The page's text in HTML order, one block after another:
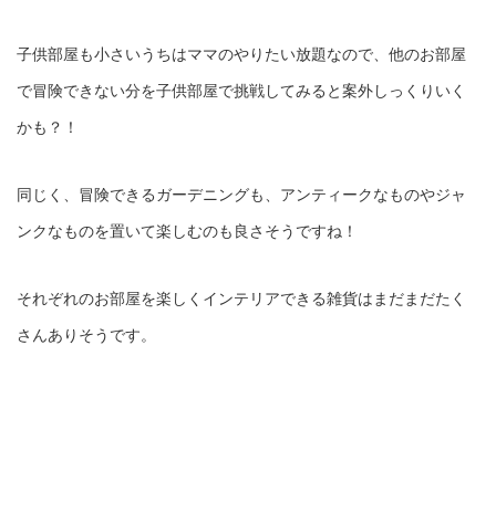
子供部屋も小さいうちはママのやりたい放題なので、他のお部屋
で冒険できない分を子供部屋で挑戦してみると案外しっくりいく
かも？！
同じく、冒険できるガーデニングも、アンティークなものやジャ
ンクなものを置いて楽しむのも良さそうですね！
それぞれのお部屋を楽しくインテリアできる雑貨はまだまだたく
さんありそうです。